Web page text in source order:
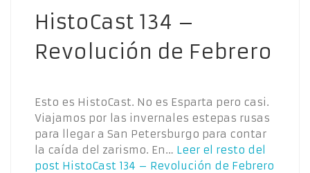
HistoCast 134 –
Revolución de Febrero
Esto es HistoCast. No es Esparta pero casi.
Viajamos por las invernales estepas rusas
para llegar a San Petersburgo para contar
la caída del zarismo. En… Leer el resto del
post HistoCast 134 – Revolución de Febrero